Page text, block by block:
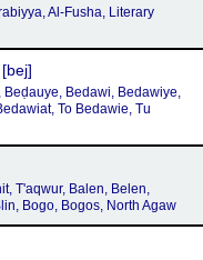
Al-Fusha, Literary
bej
Beḍauye, Bedawi, Bedawiye,
To Bedawie, Tu
T'aqwur, Balen, Belen,
Bogo, Bogos, North Agaw